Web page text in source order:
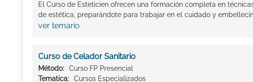
El Curso de Esteticien ofrecen una formación completa en
de estética, preparándote para trabajar en el cuidado y
ver temario
Curso de Celador Sanitario
Método:
Curso FP Presencial
Tematica:
Cursos Especializados